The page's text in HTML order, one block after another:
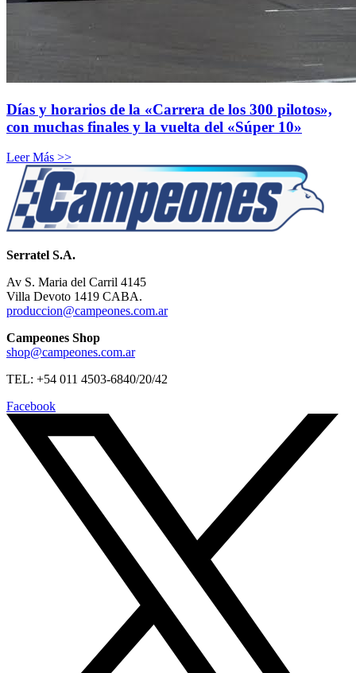
Días y horarios de la «Carrera de los 300 pilotos»,
con muchas finales y la vuelta del «Súper 10»
Leer Más >>
Serratel S.A.
Av S. Maria del Carril 4145
Villa Devoto 1419 CABA.
produccion@campeones.com.ar
Campeones Shop
shop@campeones.com.ar
TEL: +54 011 4503-6840/20/42
Facebook